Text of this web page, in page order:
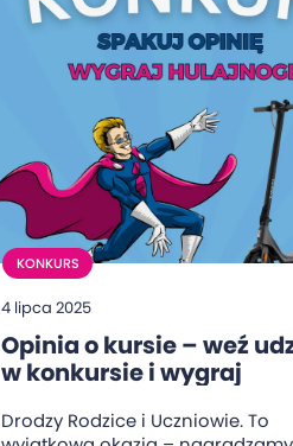
KONKURS
4 lipca 2025
Opinia o kursie – weź
w konkursie i wygraj
Drodzy Rodzice i Uczniowie. To